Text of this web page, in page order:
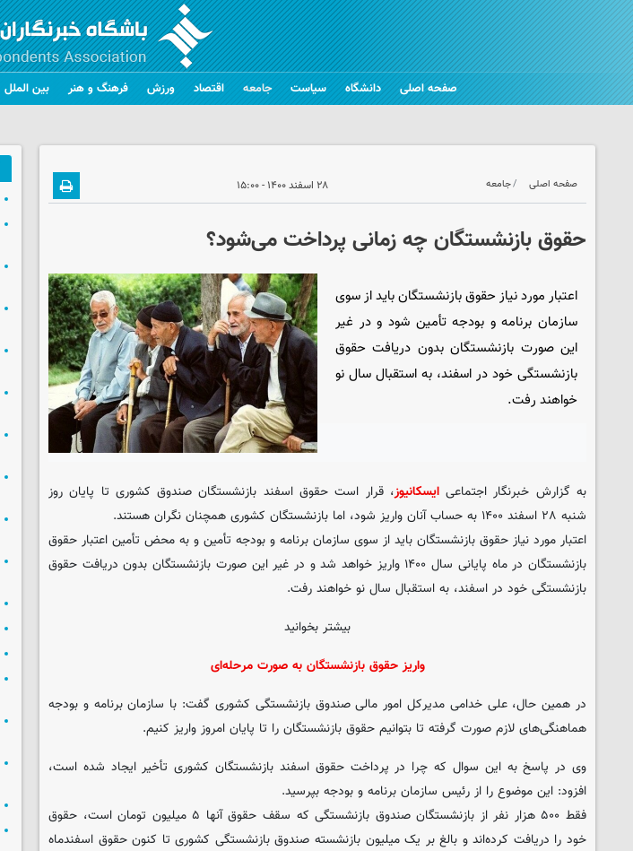
صفحه اصلی دانشگاه سیاست جامعه اقتصاد ورزش فرهنگ و هنر بین الملل
صفحه اصلی جامعه ۲۸ اسفند ۱۴۰۰ - ۱۵:۰۰
حقوق بازنشستگان چه زمانی پرداخت می‌شود؟
اعتبار مورد نیاز حقوق بازنشستگان باید از سوی
سازمان برنامه و بودجه تأمین شود و در غیر
این صورت بازنشستگان بدون دریافت حقوق
بازنشستگی خود در اسفند، به استقبال سال نو
خواهند رفت.
به گزارش خبرنگار اجتماعیایسکانیوز، قرار است حقوق اسفند بازنشستگان صندوق کشوری تا پایان روز
شنبه ۲۸ اسفند ۱۴۰۰ به حساب آنان واریز شود، اما بازنشستگان کشوری همچنان نگران هستند.
اعتبار مورد نیاز حقوق بازنشستگان باید از سوی سازمان برنامه و بودجه تأمین و به محض تأمین اعتبار حقوق
بازنشستگان در ماه پایانی سال ۱۴۰۰ واریز خواهد شد و در غیر این صورت بازنشستگان بدون دریافت حقوق
بازنشستگی خود در اسفند، به استقبال سال نو خواهند رفت.
بیشتر بخوانید
واریز حقوق بازنشستگان به صورت مرحله‌ای
در همین حال، علی خدامی مدیرکل امور مالی صندوق بازنشستگی کشوری گفت: با سازمان برنامه و بودجه
هماهنگی‌های لازم صورت گرفته تا بتوانیم حقوق بازنشستگان را تا پایان امروز واریز کنیم.
وی در پاسخ به این سوال که چرا در پرداخت حقوق اسفند بازنشستگان کشوری تأخیر ایجاد شده است،
افزود: این موضوع را از رئیس سازمان برنامه و بودجه بپرسید.
فقط ۵۰۰ هزار نفر از بازنشستگان صندوق بازنشستگی که سقف حقوق آنها ۵ میلیون تومان است، حقوق
خود را دریافت کرده‌اند و بالغ بر یک میلیون بازنشسته صندوق بازنشستگی کشوری تا کنون حقوق اسفندماه